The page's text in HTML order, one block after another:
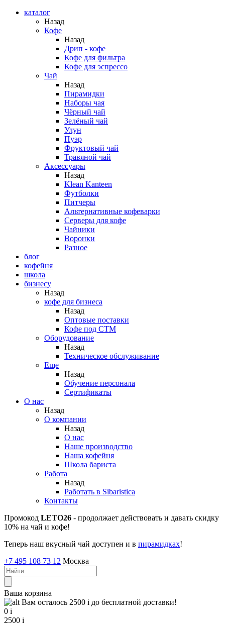
каталог
Назад
Кофе
Назад
Дрип - кофе
Кофе для фильтра
Кофе для эспрессо
Чай
Назад
Пирамидки
Наборы чая
Чёрный чай
Зелёный чай
Улун
Пуэр
Фруктовый чай
Травяной чай
Аксессуары
Назад
Klean Kanteen
Футболки
Питчеры
Альтернативные кофеварки
Серверы для кофе
Чайники
Воронки
Разное
блог
кофейня
школа
бизнесу
Назад
кофе для бизнеса
Назад
Оптовые поставки
Кофе под СТМ
Оборудование
Назад
Техническое обслуживание
Еще
Назад
Обучение персонала
Сертификаты
О нас
Назад
O компании
Назад
О нас
Наше производство
Наша кофейня
Школа бариста
Работа
Назад
Работать в Sibaristica
Контакты
Промокод LETO26 - продолжает действовать и давать скидку
10% на чай и кофе!
Теперь наш вкусный чай доступен и в пирамидках!
+7 495 108 73 12 Москва
Ваша корзина
Вам осталось 2500 i до бесплатной доставки!
0 i
2500 i